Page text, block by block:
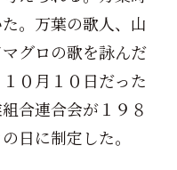
。万葉の歌人、山
グロの歌を詠んだ
０月１０日だった
合連合会が１９８
日に制定した。